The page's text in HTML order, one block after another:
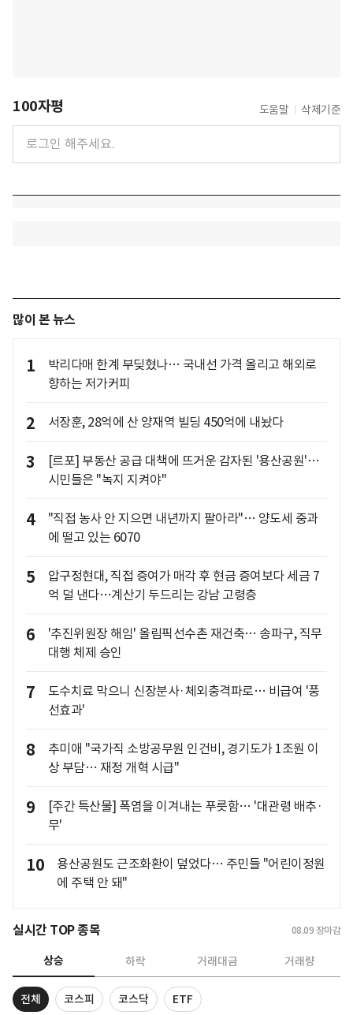
100자평 도움말 삭제기준
많이 본 뉴스
1
박리다매 한계 부딪혔나… 국내선 가격 올리고 해외로
향하는 저가커피
2 서장훈, 28억에 산 양재역 빌딩 450억에 내놨다
3
[르포] 부동산 공급 대책에 뜨거운 감자된 '용산공원'…
시민들은 "녹지 지켜야"
4
"직접 농사 안 지으면 내년까지 팔아라"… 양도세 중과
에 떨고 있는 6070
5
압구정현대, 직접 증여가 매각 후 현금 증여보다 세금 7
억 덜 낸다…계산기 두드리는 강남 고령층
6
'추진위원장 해임' 올림픽선수촌 재건축… 송파구, 직무
대행 체제 승인
7
도수치료 막으니 신장분사·체외충격파로… 비급여 '풍
선효과'
8
추미애 "국가직 소방공무원 인건비, 경기도가 1조원 이
상 부담… 재정 개혁 시급"
9
[주간 특산물] 폭염을 이겨내는 푸릇함… '대관령 배추·
무'
10
용산공원도 근조화환이 덮었다… 주민들 "어린이정원
에 주택 안 돼"
실시간 TOP 종목 08.09 장마감
상승 하락 거래대금 거래량
전체 코스피 코스닥 ETF